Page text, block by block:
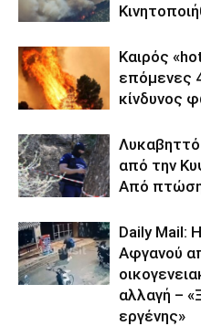
Καιρός
επόμενες
κίνδυνος
από την
Από
Daily Mail:
Αφγανού
αλλαγή –
εργένης»